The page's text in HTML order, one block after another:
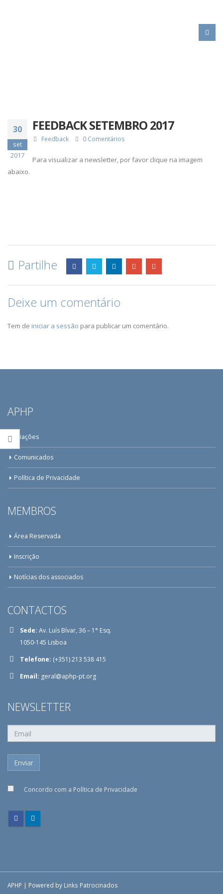
30
set
2017
FEEDBACK SETEMBRO 2017
Feedback 0 Comentários
Para visualizar a newsletter, por favor clique na imagem
abaixo.
Partilhe
Deixe um comentário
Tem de iniciar a sessão para publicar um comentário.
APHP
Filiações
Comunicados
Política de Privacidade
MEMBROS
Área Reservada
Inscrição
Notícias dos associados
CONTACTOS
Sede: Av. Luís Bívar, 36 – 1° Esq.
1050-145 Lisboa
Telefone: (+351) 213 538 415
Email: geral@aphp-pt.org
NEWSLETTER
Concordo com a Política de Privacidade
APHP | Powered by Links Patrocinados